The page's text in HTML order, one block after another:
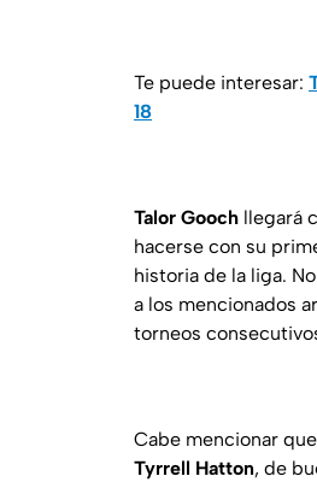
Te puede interesar:
18
Talor Gooch llegará
hacerse con su
historia de la liga.
a los mencionados
torneos
Cabe mencionar
Tyrrell Hatton, de